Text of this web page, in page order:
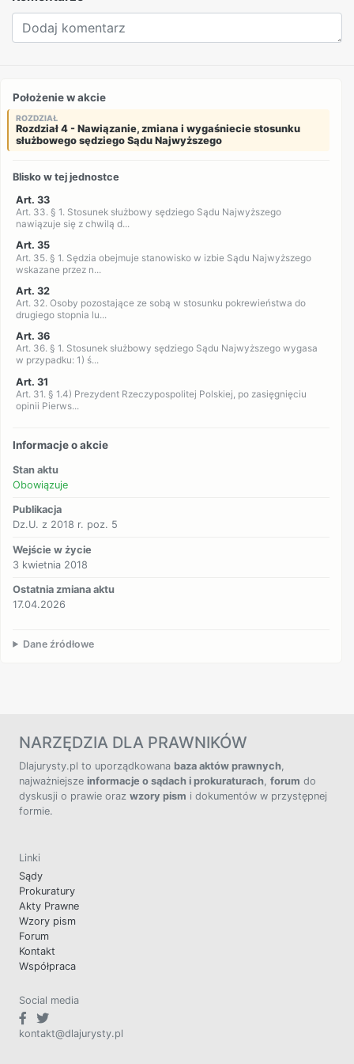
Położenie w akcie
ROZDZIAŁ
Rozdział 4 - Nawiązanie, zmiana i wygaśniecie stosunku
służbowego sędziego Sądu Najwyższego
Blisko w tej jednostce
Art. 33
Art. 33. § 1. Stosunek służbowy sędziego Sądu Najwyższego
nawiązuje się z chwilą d...
Art. 35
Art. 35. § 1. Sędzia obejmuje stanowisko w izbie Sądu Najwyższego
wskazane przez n...
Art. 32
Art. 32. Osoby pozostające ze sobą w stosunku pokrewieństwa do
drugiego stopnia lu...
Art. 36
Art. 36. § 1. Stosunek służbowy sędziego Sądu Najwyższego wygasa
w przypadku: 1) ś...
Art. 31
Art. 31. § 1.4) Prezydent Rzeczypospolitej Polskiej, po zasięgnięciu
opinii Pierws...
Informacje o akcie
Stan aktu
Obowiązuje
Publikacja
Dz.U. z 2018 r. poz. 5
Wejście w życie
3 kwietnia 2018
Ostatnia zmiana aktu
17.04.2026
Dane źródłowe
NARZĘDZIA DLA PRAWNIKÓW
Dlajurysty.pl to uporządkowana baza aktów prawnych,
najważniejsze informacje o sądach i prokuraturach, forum do
dyskusji o prawie oraz wzory pism i dokumentów w przystępnej
formie.
Linki
Sądy
Prokuratury
Akty Prawne
Wzory pism
Forum
Kontakt
Współpraca
Social media
kontakt@dlajurysty.pl